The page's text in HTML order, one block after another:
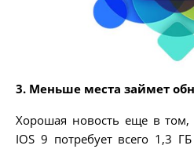
3. Меньше места займет
Хорошая новость еще в том,
IOS 9 потребует всего 1,3